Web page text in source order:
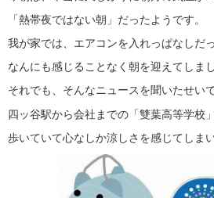
「熱帯夜ではない朝」だったようです。
我が家では、エアコンを入れっぱなしだっ
なんにも感じることなく朝を迎えてしま
それでも、そんなニュースを聞いたせい
四ッ谷駅から会社までの「雙葉高等学校
歩いていて心なしか涼しさを感じてしま